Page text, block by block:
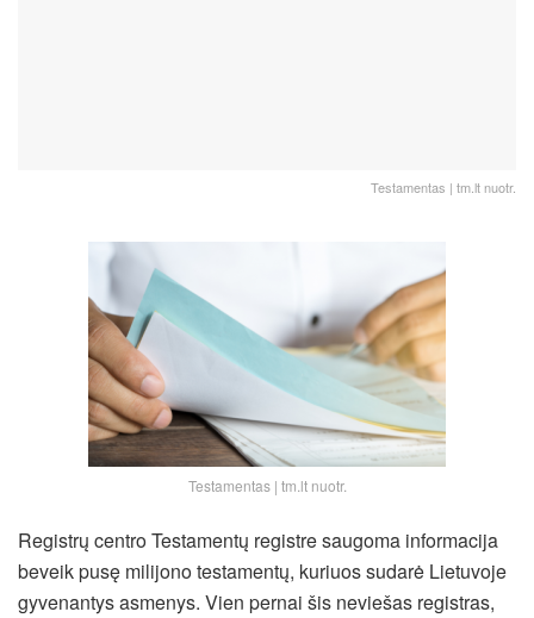
Testamentas | tm.lt nuotr.
Testamentas | tm.lt nuotr.
Registrų centro Testamentų registre saugoma informacija
beveik pusę milijono testamentų, kuriuos sudarė Lietuvoje
gyvenantys asmenys. Vien pernai šis neviešas registras,